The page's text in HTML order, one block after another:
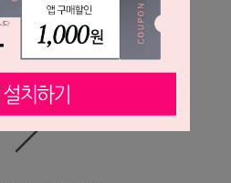
부터 모임룩까지
는 스타일 완성!